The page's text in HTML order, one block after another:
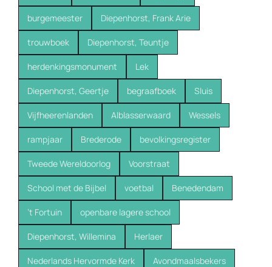
burgemeester Diepenhorst, Frank Arie
trouwboek Diepenhorst, Teuntje
herdenkingsmonument Lek
Diepenhorst, Geertje begraafboek Sluis
Vijfheerenlanden Alblasserwaard Wessels
rampjaar Brederode bevolkingsregister
Tweede Wereldoorlog Voorstraat
School met de Bijbel voetbal Benedendam
’t Fortuin openbare lagere school
Diepenhorst, Willemina Herlaer
Nederlands Hervormde Kerk Avondmaalsbekers